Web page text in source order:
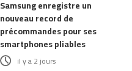
Samsung enregistre un
nouveau record de
précommandes pour ses
smartphones pliables
il y a 2 jours